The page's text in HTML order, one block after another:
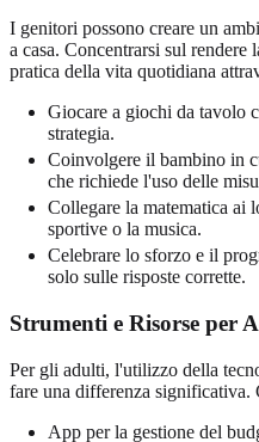
I genitori possono creare un
a casa. Concentrarsi sul rendere
pratica della vita quotidiana
Giocare a giochi da tavolo
strategia.
Coinvolgere il bambino in
che richiede l'uso delle
Collegare la matematica ai
sportive o la musica.
Celebrare lo sforzo e il
solo sulle risposte corrette.
Strumenti e Risorse per
Per gli adulti, l'utilizzo della
fare una differenza significativa.
App per la gestione del